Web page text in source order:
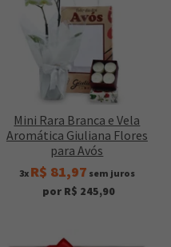
Mini Rara Branca e Vela
Aromática Giuliana Flores
para Avós
3x R$ 81,97 sem juros
por R$ 245,90